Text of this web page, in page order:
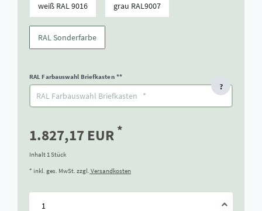
weiß RAL 9016 grau RAL9007
RAL Sonderfarbe
RAL Farbauswahl Briefkasten **
?
1.827,17 EUR *
Inhalt 1Stück
* inkl. ges. MwSt. zzgl. Versandkosten